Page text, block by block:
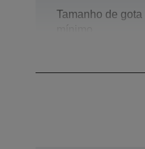
Tamanho de gota